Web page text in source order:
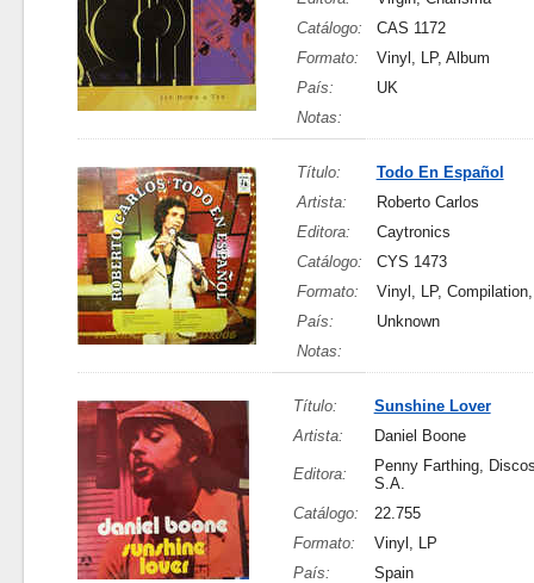
Catálogo:
CAS 1172
Formato:
Vinyl, LP, Album
País:
UK
Notas:
Título:
Todo En Español
Artista:
Roberto Carlos
Editora:
Caytronics
Catálogo:
CYS 1473
Formato:
Vinyl, LP,
País:
Unknown
Notas:
Título:
Sunshine Lover
Artista:
Daniel Boone
Editora:
Penny Farthing,
S.A.
Catálogo:
22.755
Formato:
Vinyl, LP
País:
Spain